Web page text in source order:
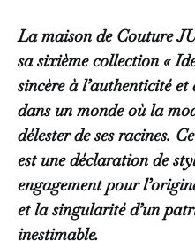
La maison de Couture
sa sixième collection «
sincère à l’authenticité
dans un monde où la
délester de ses racines.
est une déclaration de
engagement pour
et la singularité d’un
inestimable.